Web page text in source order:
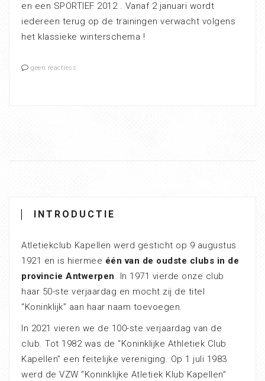
en een SPORTIEF 2012 . Vanaf 2 januari wordt
iedereen terug op de trainingen verwacht volgens
het klassieke winterschema !
geen reactiess
INTRODUCTIE
Atletiekclub Kapellen werd gesticht op 9 augustus
1921 en is hiermee één van de oudste clubs in de
provincie Antwerpen. In 1971 vierde onze club
haar 50-ste verjaardag en mocht zij de titel
“Koninklijk” aan haar naam toevoegen.
In 2021 vieren we de 100-ste verjaardag van de
club. Tot 1982 was de “Koninklijke Athletiek Club
Kapellen” een feitelijke vereniging. Op 1 juli 1983
werd de VZW “Koninklijke Atletiek Klub Kapellen”